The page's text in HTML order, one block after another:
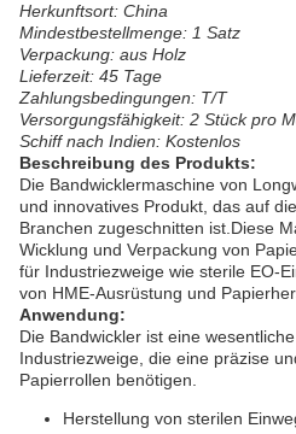
Herkunftsort: China
Mindestbestellmenge: 1 Satz
Verpackung: aus Holz
Lieferzeit: 45 Tage
Zahlungsbedingungen: T/T
Versorgungsfähigkeit: 2 Stück pro
Schiff nach Indien: Kostenlos
Beschreibung des Produkts:
Die Bandwicklermaschine von
und innovatives Produkt, das auf
Branchen zugeschnitten ist.Diese
Wicklung und Verpackung von
für Industriezweige wie sterile EO-
von HME-Ausrüstung und
Anwendung:
Die Bandwickler ist eine
Industriezweige, die eine präzise
Papierrollen benötigen.
Herstellung von sterilen